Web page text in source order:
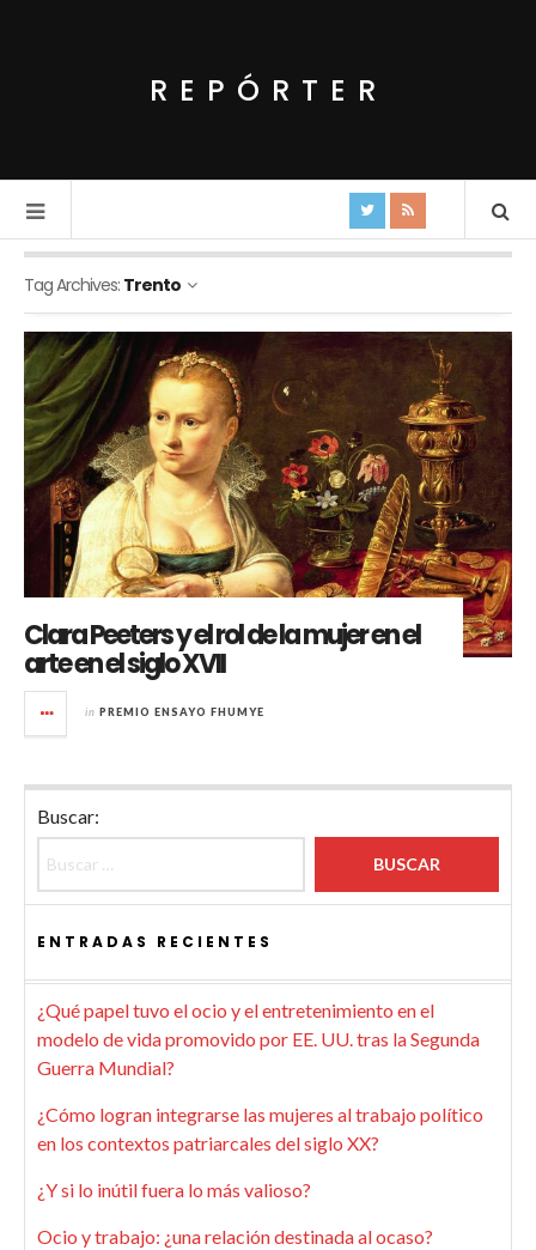
REPÓRTER
Tag Archives: Trento
Clara Peeters y el rol de la mujer en el
arte en el siglo XVII
in PREMIO ENSAYO FHUMYE
Buscar:
ENTRADAS RECIENTES
¿Qué papel tuvo el ocio y el entretenimiento en el
modelo de vida promovido por EE. UU. tras la Segunda
Guerra Mundial?
¿Cómo logran integrarse las mujeres al trabajo político
en los contextos patriarcales del siglo XX?
¿Y si lo inútil fuera lo más valioso?
Ocio y trabajo: ¿una relación destinada al ocaso?